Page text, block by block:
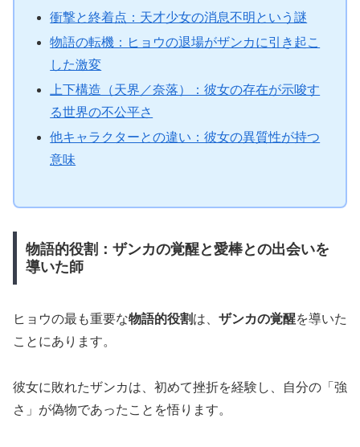
衝撃と終着点：天才少女の消息不明という謎
物語の転機：ヒョウの退場がザンカに引き起こ
した激変
上下構造（天界／奈落）：彼女の存在が示唆す
る世界の不公平さ
他キャラクターとの違い：彼女の異質性が持つ
意味
物語的役割：ザンカの覚醒と愛棒との出会いを
導いた師
ヒョウの最も重要な物語的役割は、 ザンカの覚醒を導いた
ことにあります。
彼女に敗れたザンカは、初めて挫折を経験し、自分の「強
さ」が偽物であったことを悟ります。